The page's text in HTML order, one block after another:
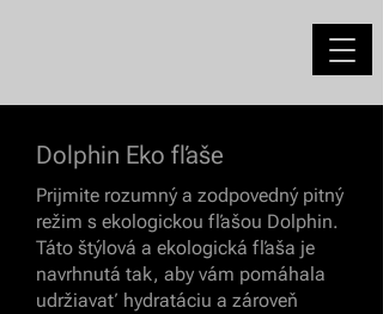
Dolphin Eko fľaše
Prijmite rozumný a zodpovedný pitný
režim s ekologickou fľašou Dolphin.
Táto štýlová a ekologická fľaša je
navrhnutá tak, aby vám pomáhala
udržiavať hydratáciu a zároveň